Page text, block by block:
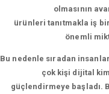
olmasının
ürünleri tanıtmakla iş
önemli
Bu nedenle sıradan
çok kişi dijital
güçlendirmeye başladı.